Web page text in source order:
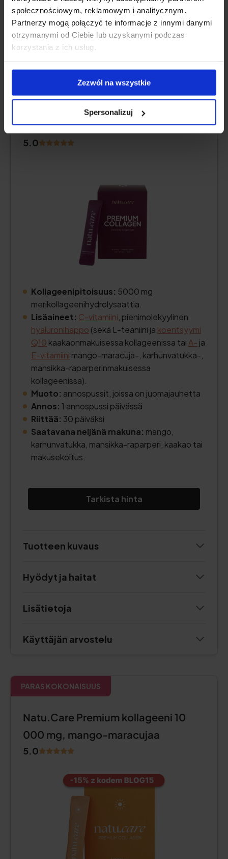
społecznościowym, reklamowym i analitycznym.
Partnerzy mogą połączyć te informacje z innymi danymi
otrzymanymi od Ciebie lub uzyskanymi podczas
korzystania z ich usług.
Zezwól na wszystkie
Spersonalizuj
Hyödyt ja haitat
VIRKISTÄVÄ MAKU
Natu.Care Collagen Premium 5000
mg, karhunvatukka
5.0
Kollageenipitoisuus: 5000 mg
merikollageenihydrolysaattia.
Lisäaineet: C-vitamiini , pienimolekyylinen
hyaluronihappo (sekä L-teaniini ja koentsyymi
Q10 kaakaonmakuisessa kollageenissa tai A- ja
E-vitamiini mango-maracuja-, karhunvatukka-,
mansikka-raparperinmakuisessa
kollageenissa).
Muoto: annospussit, joissa on juomajauhetta
Annos: 1 annospussi päivässä
Riittää: 30 päiväksi
Saatavana neljänä makuna: mango,
karhunvatukka, mansikka-raparperi, kaakao tai
makusekoitus.
Tarkista hinta
Tuotteen kuvaus
Hyödyt ja haitat
Lisätietoja
Käyttäjän arvostelu
PARAS KOKONAISUUS
Natu.Care Premium kollageeni 10
000 mg, mango-maracujaa
5.0